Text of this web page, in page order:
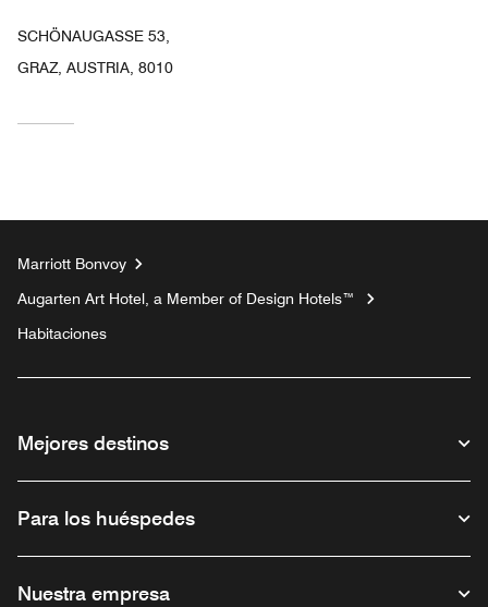
SCHÖNAUGASSE 53,
GRAZ, AUSTRIA, 8010
Marriott Bonvoy
Augarten Art Hotel, a Member of Design Hotels™
Habitaciones
Mejores destinos
Para los huéspedes
Nuestra empresa